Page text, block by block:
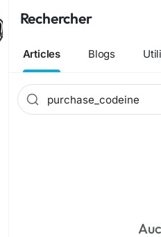
Rechercher
Articles Blogs